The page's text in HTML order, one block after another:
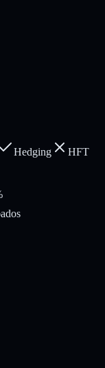
Hedging
HFT